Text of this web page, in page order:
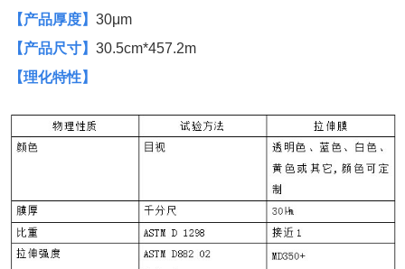
【产品厚度】 30μm
【产品尺寸】 30.5cm*457.2m
【理化特性】